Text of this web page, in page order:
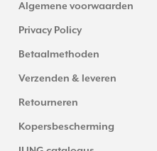
Algemene voorwaarden
Privacy Policy
Betaalmethoden
Verzenden & leveren
Retourneren
Kopersbescherming